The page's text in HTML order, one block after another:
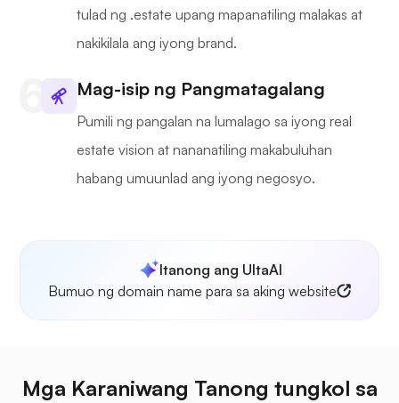
tulad ng .estate upang mapanatiling malakas at
nakikilala ang iyong brand.
Mag-isip ng Pangmatagalang
Pumili ng pangalan na lumalago sa iyong real
estate vision at nananatiling makabuluhan
habang umuunlad ang iyong negosyo.
Itanong ang UltaAI
Bumuo ng domain name para sa aking website
Mga Karaniwang Tanong tungkol sa